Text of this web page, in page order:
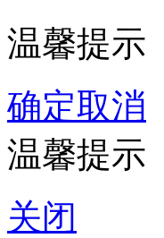
温馨提示
确定取消
温馨提示
关闭